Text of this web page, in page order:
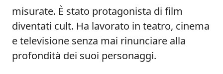
misurate. È stato protagonista di film
diventati cult. Ha lavorato in teatro, cinema
e televisione senza mai rinunciare alla
profondità dei suoi personaggi.